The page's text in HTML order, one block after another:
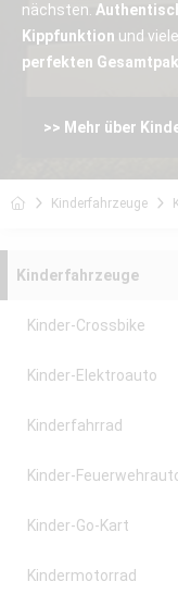
nächsten.
Kippfunktion und
perfekten
>> Mehr über
Kinderfahrzeuge
Kinderfahrzeuge
Kinder-Crossbike
Kinder-Elektroauto
Kinderfahrrad
Kinder-
Kinder-Go-Kart
Kindermotorrad